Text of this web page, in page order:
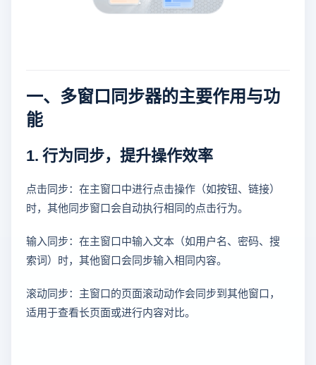
一、多窗口同步器的主要作用与功
能
1. 行为同步，提升操作效率
点击同步：在主窗口中进行点击操作（如按钮、链接）
时，其他同步窗口会自动执行相同的点击行为。
输入同步：在主窗口中输入文本（如用户名、密码、搜
索词）时，其他窗口会同步输入相同内容。
滚动同步：主窗口的页面滚动动作会同步到其他窗口，
适用于查看长页面或进行内容对比。